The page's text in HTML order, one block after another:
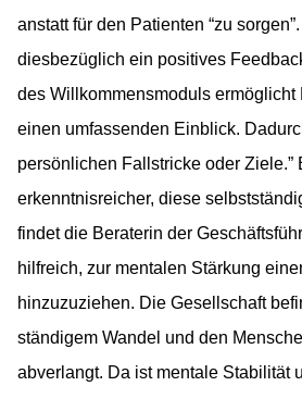
anstatt für den Patienten “zu
diesbezüglich ein positives
des Willkommensmoduls ermöglicht
einen umfassenden Einblick.
persönlichen Fallstricke oder Ziele.”
erkenntnisreicher, diese
findet die Beraterin der
hilfreich, zur mentalen Stärkung
hinzuzuziehen. Die Gesellschaft
ständigem Wandel und den
abverlangt. Da ist mentale Stabilität